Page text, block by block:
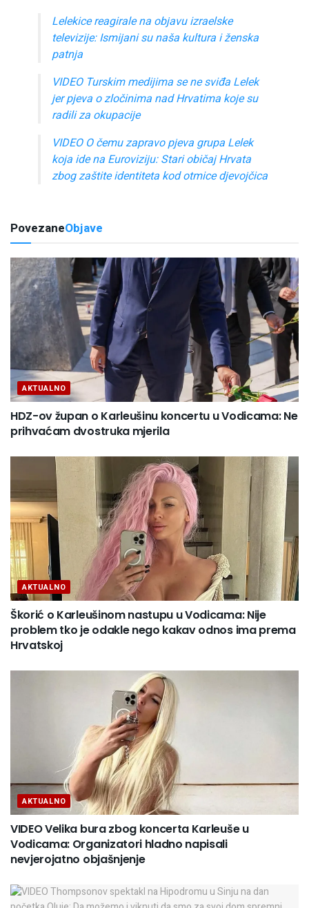
Lelekice reagirale na objavu izraelske
televizije: Ismijani su naša kultura i ženska
patnja
VIDEO Turskim medijima se ne sviđa Lelek
jer pjeva o zločinima nad Hrvatima koje su
radili za okupacije
VIDEO O čemu zapravo pjeva grupa Lelek
koja ide na Euroviziju: Stari običaj Hrvata
zbog zaštite identiteta kod otmice djevojčica
PovezaneObjave
AKTUALNO
HDZ-ov župan o Karleušinu koncertu u Vodicama: Ne
prihvaćam dvostruka mjerila
AKTUALNO
Škorić o Karleušinom nastupu u Vodicama: Nije
problem tko je odakle nego kakav odnos ima prema
Hrvatskoj
AKTUALNO
VIDEO Velika bura zbog koncerta Karleuše u
Vodicama: Organizatori hladno napisali
nevjerojatno objašnjenje